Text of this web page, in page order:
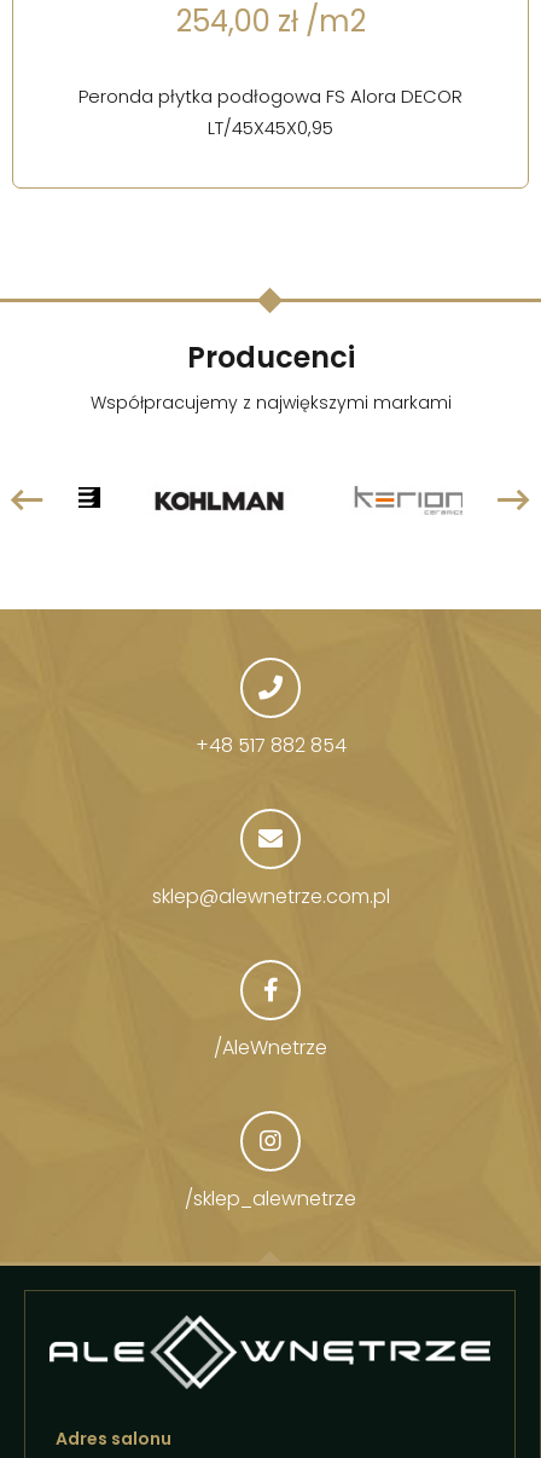
254,00 zł /m2
Peronda płytka podłogowa FS Alora DECOR
LT/45X45X0,95
Producenci
Współpracujemy z największymi markami
+48 517 882 854
sklep@alewnetrze.com.pl
/AleWnetrze
/sklep_alewnetrze
Adres salonu